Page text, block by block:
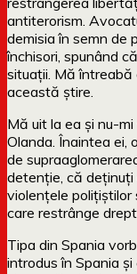
antiterorism.
demisia în semn de
închisori, spunând
situații. Mă
această știre.
Mă uit la ea și nu-
Olanda. Înaintea ei,
de
detenție, că deținuți
violențele polițiștilor
care restrânge
Tipa din Spania
introdus în Spania